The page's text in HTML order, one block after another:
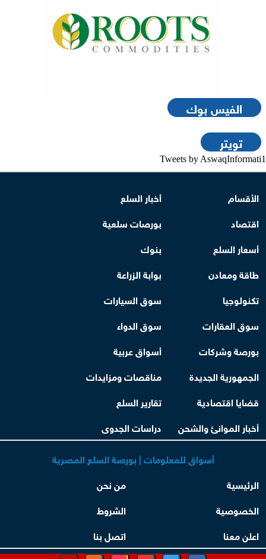
الفيس بوك
تويتر
Tweets by AswaqInformati1
الأقسام
أخبار السلع
اقتصاد
بورصات سلعية
أسعار السلع
بنوك
طاقة ومعادن
بوابة الزراعة
تكنولوجيا
سوق السيارات
سوق العقارات
سوق الدواء
بورصة وشركات
أسواق عربية
الجمهورية الجديدة
مناقصات ومزايدات
قضايا اقتصادية
تقارير السلع
أخبار الموانئ والشحن
دراسات الجدوى
أسواق للمعلومات | بورصة السلع المصرية
الرئيسية
من نحن
الخصوصية
الشروط
اعلن معنا
اتصل بنا